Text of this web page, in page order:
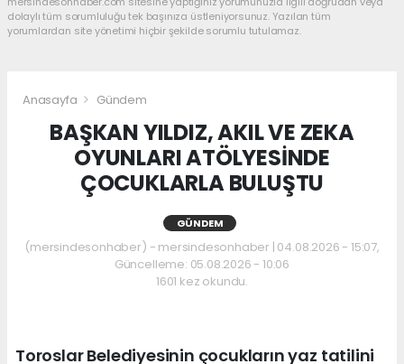
dolaylı tüm sorumluluğu tek başınıza üstleniyorsunuz. Yazılan tüm
yorumlardan site yönetimi hiçbir şekilde sorumlu tutulamaz.
Anasayfa Gündem
BAŞKAN YILDIZ, AKIL VE ZEKA
OYUNLARI ATÖLYESİNDE
ÇOCUKLARLA BULUŞTU
GÜNDEM
(mersindesonhaber) - mersindesonhaber | 04.08.2026 - 15:07,
Güncelleme: 05.08.2026 - 10:06
1601 kez okundu.
Toroslar Belediyesinin çocukların yaz tatilini